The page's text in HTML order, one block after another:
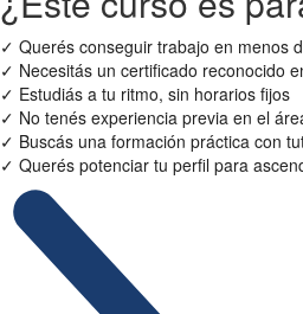
✓ Querés conseguir trabajo en menos
✓ Necesitás un certificado reconocido
✓ Estudiás a tu ritmo, sin horarios fijos
✓ No tenés experiencia previa en el
✓ Buscás una formación práctica con
✓ Querés potenciar tu perfil para